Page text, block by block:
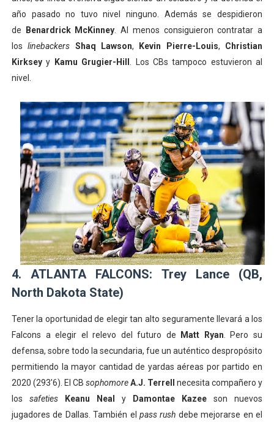
año pasado no tuvo nivel ninguno. Además se despidieron
de
Benardrick McKinney . Al menos consiguieron contratar a
loslinebackers Shaq Lawson, Kevin Pierre-Louis, Christian
Kirkseyy Kamu Grugier-Hill
. Los CBs tampoco estuvieron al
nivel.
4. ATLANTA FALCONS: Trey Lance (QB,
North Dakota State)
Tener la oportunidad de elegir tan alto seguramente llevará a los
Falcons a elegir el relevo del futuro de
Matt Ryan . Pero su
defensa, sobre todo la secundaria, fue un auténtico despropósito
permitiendo la mayor cantidad de yardas aéreas por partido en
2020 (293'6). El CB sophomoreA.J. Terrellnecesita compañero y
los safeties Keanu Nealy Damontae Kazeeson nuevos
jugadores de Dallas. También el pass rush debe mejorarse en el